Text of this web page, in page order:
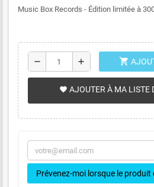
Music Box Records - Édition limitée à
remove add shopping_cart
favorite AJOUTER À MA LISTE
Prévenez-moi lorsque le produit